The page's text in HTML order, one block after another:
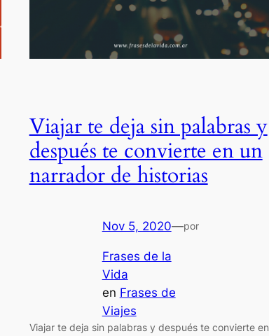
Viajar te deja sin palabras y
después te convierte en un
narrador de historias
Nov 5, 2020—por
Frases de la
Vida
en Frases de
Viajes
Viajar te deja sin palabras y después te convierte en